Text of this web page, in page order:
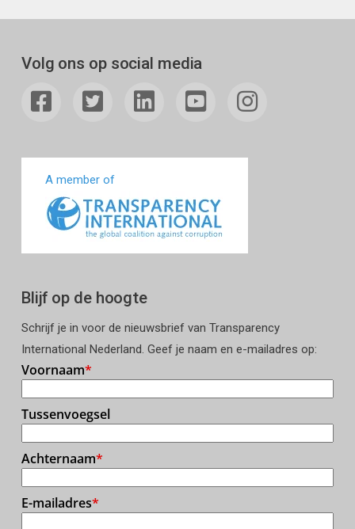
Volg ons op social media
A member of
Blijf op de hoogte
Schrijf je in voor de nieuwsbrief van Transparency
International Nederland. Geef je naam en e-mailadres op: